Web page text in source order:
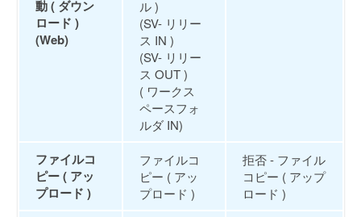
動 ( ダウン
ロード )
(Web)
ル )
(SV- リリー
ス IN )
(SV- リリー
ス OUT )
( ワークス
ペースフォ
ルダ IN)
ファイルコ
ピー ( アッ
プロード )
ファイルコ
ピー ( アッ
プロード )
拒否 - ファイル
コピー ( アップ
ロード )